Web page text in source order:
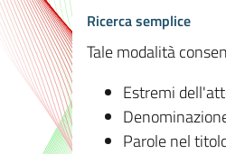
Ricerca semplice
Tale modalità
Estremi
Parole nel